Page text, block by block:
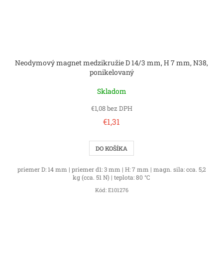
Neodymový magnet medzikružie D 14/3 mm, H 7 mm, N38,
ponikelovaný
Skladom
€1,08 bez DPH
€1,31
DO KOŠÍKA
priemer D: 14 mm | priemer d1: 3 mm | H: 7 mm | magn. sila: cca. 5,2
kg (cca. 51 N) | teplota: 80 °C
Kód: E101276